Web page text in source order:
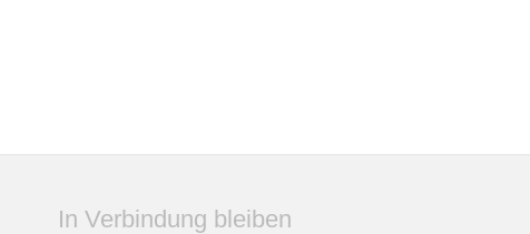
In Verbindung bleiben